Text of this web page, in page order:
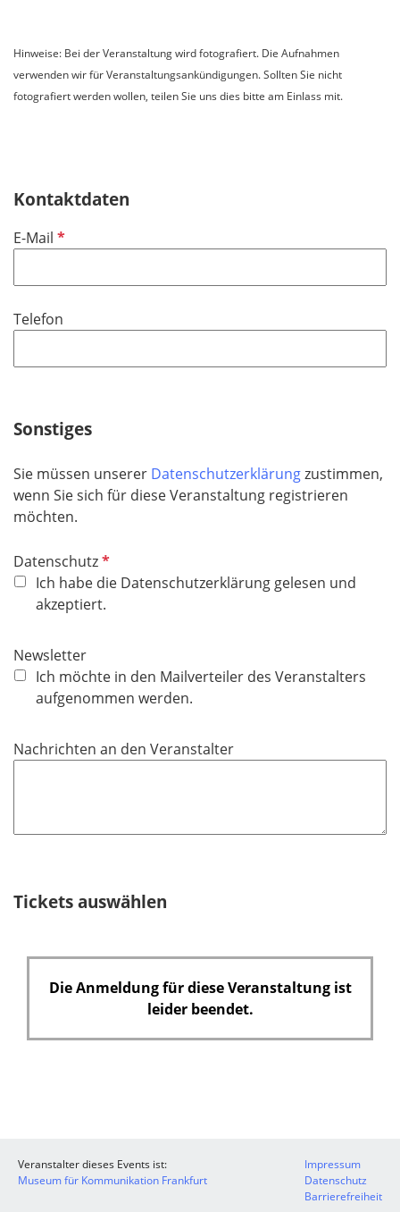
Hinweise: Bei der Veranstaltung wird fotografiert. Die Aufnahmen
verwenden wir für Veranstaltungsankündigungen. Sollten Sie nicht
fotografiert werden wollen, teilen Sie uns dies bitte am Einlass mit.
Kontaktdaten
E-Mail P
c
t
l
Telefon
Sonstiges
Sie müssen unserer Datenschutzerklärungzustimmen,
wenn Sie sich für diese Veranstaltung registrieren
möchten.
DatenschutzP
f
l
h
l
Ich habe die Datenschutzerklärung gelesen und
akzeptiert.
Newsletter
Ich möchte in den Mailverteiler des Veranstalters
aufgenommen werden.
Nachrichten an den Veranstalter
Tickets auswählen
Die Anmeldung für diese Veranstaltung ist
leider beendet.
Veranstalter dieses Events ist:
Museum für Kommunikation Frankfurt
Impressum
Datenschutz
Barrierefreiheit